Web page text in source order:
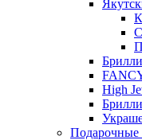
High
Подарочные